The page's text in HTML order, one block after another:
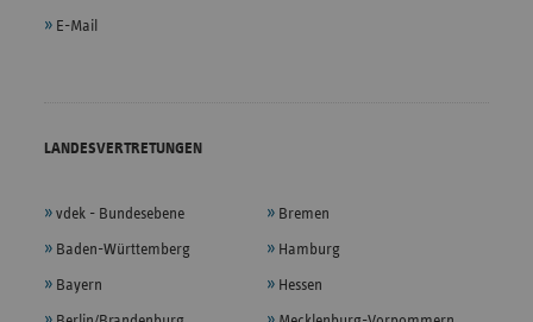
E-Mail
LANDESVERTRETUNGEN
vdek - Bundesebene
Baden-Württemberg
Bayern
Bremen
Hamburg
Hessen